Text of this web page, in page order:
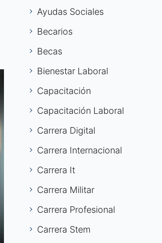
Ayudas Sociales
Becarios
Becas
Bienestar Laboral
Capacitación
Capacitación Laboral
Carrera Digital
Carrera Internacional
Carrera It
Carrera Militar
Carrera Profesional
Carrera Stem